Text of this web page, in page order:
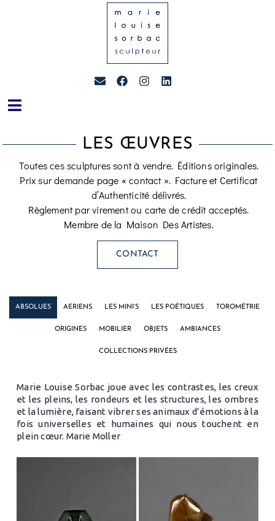
LES ŒUVRES
Toutes ces sculptures sont à vendre. Éditions originales.
Prix sur demande page « contact ». Facture et Certificat
d’Authenticité délivrés.
Règlement par virement ou carte de crédit acceptés.
Membre de la Maison Des Artistes.
CONTACT
ABSOLUES AERIENS LES MINI’S LES POÉTIQUES TOROMÉTRIE
ORIGINES MOBILIER OBJETS AMBIANCES
COLLECTIONS PRIVÉES
Marie Louise Sorbac joue avec les contrastes, les creux
et les pleins, les rondeurs et les structures, les ombres
et la lumière, faisant vibrer ses animaux d’émotions à la
fois universelles et humaines qui nous touchent en
plein cœur. Marie Moller